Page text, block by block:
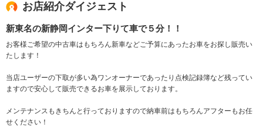
お店紹介ダイジェスト
新東名の新静岡インター下りて車で５分！！
お客様ご希望の中古車はもちろん新車などご予算にあったお車をお探し販売い
たします！
当店ユーザーの下取が多い為ワンオーナーであったり点検記録簿など残ってい
ますので安心して販売できるお車を展示しております。
メンテナンスもきちんと行っておりますので納車前はもちろんアフターもお任
せください！